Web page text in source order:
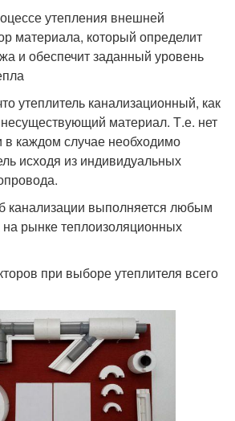
утепления внешней
материала, который определит
и обеспечит заданный уровень
утеплитель канализационный, как
материал. Т.е. нет
каждом случае необходимо
исходя из индивидуальных
канализации выполняется любым
рынке теплоизоляционных
при выборе утеплителя всего